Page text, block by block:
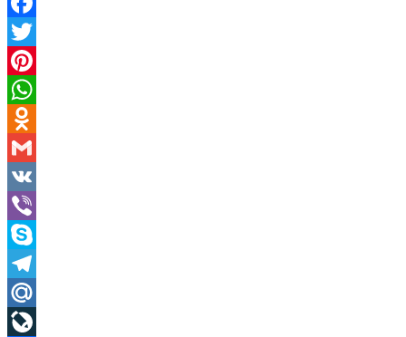
Facebook
Twitter
Pinterest
WhatsApp
Odnoklassniki
Gmail
VK
Viber
Skype
Telegram
Mail.Ru